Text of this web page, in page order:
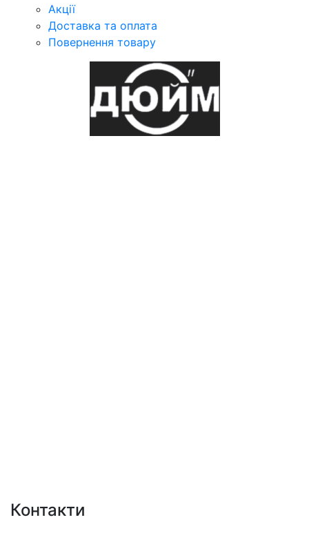
Акції
Доставка та оплата
Повернення товару
Контакти